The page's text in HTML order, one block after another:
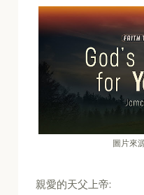
圖片來
親愛的天父上帝: